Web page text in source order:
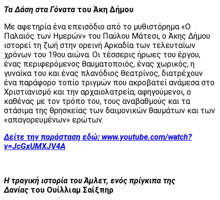
Τα Δάση στα Γόνατα του Άκη Δήμου
Με αφετηρία ένα επεισόδιο από το μυθιστόρημα «Ο
Παλαιός των Ημερών» του Παύλου Μάτεσι, ο Άκης Δήμου
ιστορεί τη ζωή στην ορεινή Αρκαδία των τελευταίων
χρόνων του 19ου αιώνα. Οι τέσσερις ήρωες του έργου,
ένας περιφερόμενος θαυματοποιός, ένας χωρικός, η
γυναίκα του και ένας πλανόδιος θεατρίνος, διατρέχουν
ένα παράφορο τοπίο τριγμών που ακροβατεί ανάμεσα στο
Χριστιανισμό και την αρχαιολατρεία, αφηγούμενοι, ο
καθένας με τον τρόπο του, τους αναβαθμούς και τα
στάσιμα της θρησκείας των δαιμονικών θαυμάτων και των
«απαγορευμένων» ερώτων.
Δείτε την παράσταση εδώ: www.youtube.com/watch?
v=JcGxUMXJV4A
Η τραγική ιστορία του Άμλετ, ενός πρίγκιπα της
Δανίας του Ουίλλιαμ Σαίξπηρ